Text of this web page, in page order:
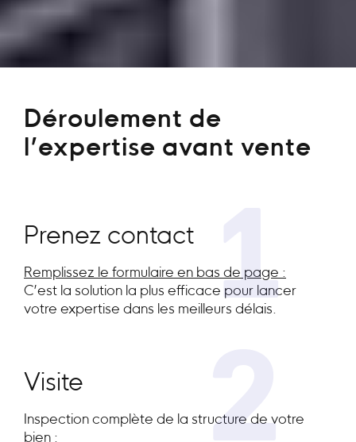
Déroulement de
l’expertise avant vente
1
Prenez contact
Remplissez le formulaire en bas de page :
C’est la solution la plus efficace pour lancer
votre expertise dans les meilleurs délais.
2
Visite
Inspection complète de la structure de votre
bien :